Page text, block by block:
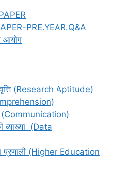
PRE.YEAR.Q&A
आयोग
(Research Aptitude)
(Data
प्रणाली (Higher Education